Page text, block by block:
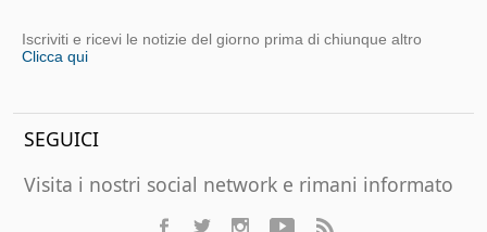
Iscriviti e ricevi le notizie del giorno prima di chiunque altro
Clicca qui
SEGUICI
Visita i nostri social network e rimani informato